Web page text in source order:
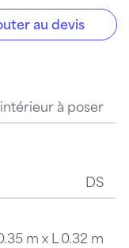
au devis
à poser
DS
m x L 0.32 m